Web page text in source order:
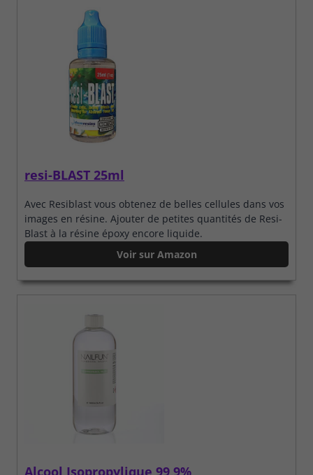
resi-BLAST 25ml
Avec Resiblast vous obtenez de belles cellules dans vos
images en résine. Ajouter de petites quantités de Resi-
Blast à la résine époxy encore liquide.
Voir sur Amazon